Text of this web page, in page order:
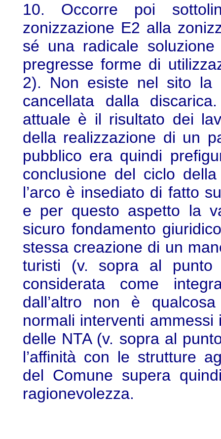
10. Occorre poi
zonizzazione E2 alla
sé una radicale
pregresse forme di
2). Non esiste nel sito la
cancellata dalla
attuale è il risultato dei
della realizzazione di un
pubblico era quindi
conclusione del ciclo
l’arco è insediato di fatto
e per questo aspetto la
sicuro fondamento
stessa creazione di un
turisti (v. sopra al
considerata come
dall’altro non è
normali interventi ammessi
delle NTA (v. sopra al
l’affinità con le strutture
del Comune supera
ragionevolezza.